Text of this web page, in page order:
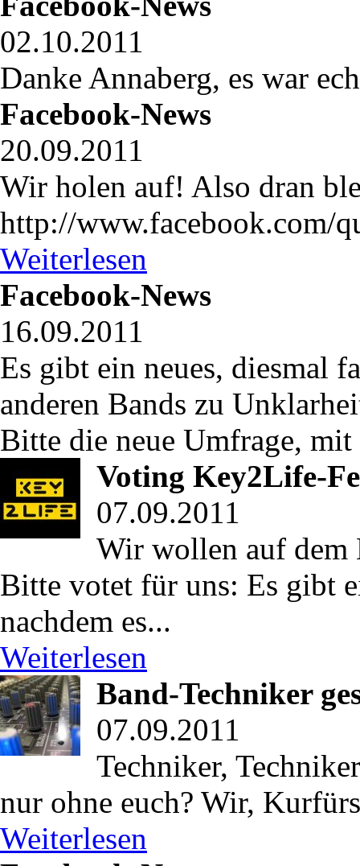
02.10.2011
Danke Annaberg, es war
Facebook-News
20.09.2011
Wir holen auf! Also dran
http://www.facebook.com/
Weiterlesen
Facebook-News
16.09.2011
Es gibt ein neues, diesmal
anderen Bands zu
Bitte die neue Umfrage,
Voting Key2Life-
07.09.2011
Wir wollen auf dem
Bitte votet für uns: Es gibt
nachdem es...
Weiterlesen
Band-Techniker
07.09.2011
Techniker,
nur ohne euch? Wir,
Weiterlesen